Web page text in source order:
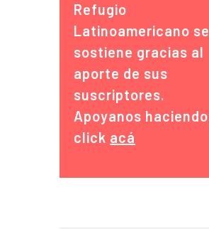
Refugio
Latinoamericano se
sostiene gracias al
aporte de sus
suscriptores.
Apoyanos haciendo
click acá